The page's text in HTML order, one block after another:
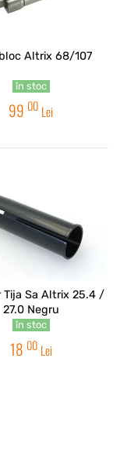
Altrix 68/107
în stoc
99 00 Lei
Sa Altrix 25.4 /
27.0 Negru
în stoc
18 00 Lei